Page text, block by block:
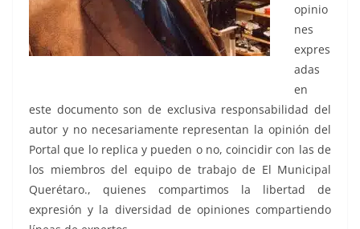
opinio
nes
expres
adas
en
este documento son de exclusiva responsabilidad del
autor y no necesariamente representan la opinión del
Portal que lo replica y pueden o no, coincidir con las de
los miembros del equipo de trabajo de El Municipal
Querétaro., quienes compartimos la libertad de
expresión y la diversidad de opiniones compartiendo